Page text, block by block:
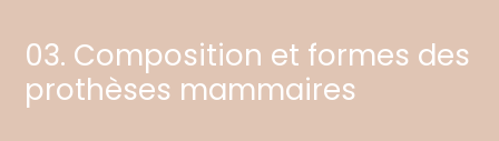
03. Composition et formes des
prothèses mammaires